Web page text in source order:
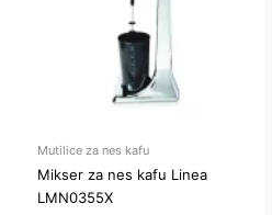
Mutilice za nes kafu
Mikser za nes kafu Linea
LMN0355X